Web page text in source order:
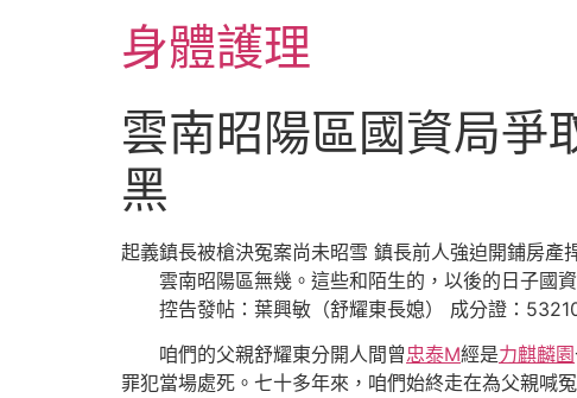
身體護理
雲南昭陽區國資局爭
黑
起義鎮長被槍決冤案尚未昭雪 鎮長前人強迫開鋪房產
雲南昭陽區無幾。這些和陌生的，以後的日子國
控告發帖：葉興敏（舒耀東長媳） 成分證：
咱們的父親舒耀東分開人間曾忠泰M經是力麒麟園
罪犯當場處死。七十多年來，咱們始終走在為父親喊